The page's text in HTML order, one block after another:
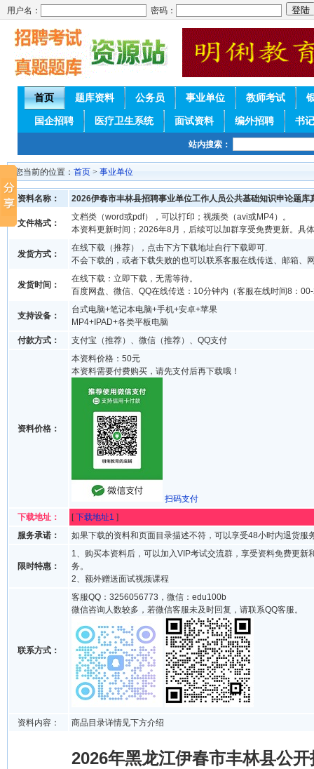
用户名： 密码：
首页 题库资料 公务员 事业单位 教师考试
国企招聘 医疗卫生系统 面试资料 编外招聘 书
站内搜索：
您当前的位置： 首页 > 事业单位
资料名称： 2026伊春市丰林县招聘事业单位工作人员公共基础知识申论题库
文件格式：
文档类（word或pdf），可以打印；视频类（avi或MP4）。
本资料更新时间；2026年8月，后续可以加群享受免费更新。具
发货方式：
在线下载（推荐），点击下方下载地址自行下载即可.
不会下载的，或者下载失败的也可以联系客服在线传送、邮箱、
发货时间：
在线下载：立即下载，无需等待。
百度网盘、微信、QQ在线传送：10分钟内（客服在线时间8：
支持设备：
台式电脑+笔记本电脑+手机+安卓+苹果
MP4+IPAD+各类平板电脑
付款方式：
支付宝（推荐）、微信（推荐）、QQ支付
资料价格：
本资料价格：50元
本资料需要付费购买，请先支付后再下载哦！
扫码支付
下载地址：
[下载地址1 ]
服务承诺：
如果下载的资料和页面目录描述不符，可以享受48小时内退货服
限时特惠：
1、购买本资料后，可以加入VIP考试交流群，享受资料免费更新
务。
2、额外赠送面试视频课程
联系方式：
客服QQ：3256056773，微信：edu100b
微信咨询人数较多，若微信客服未及时回复，请联系QQ客服。
资料内容： 商品目录详情见下方介绍
2026年黑龙江伊春市丰林县公